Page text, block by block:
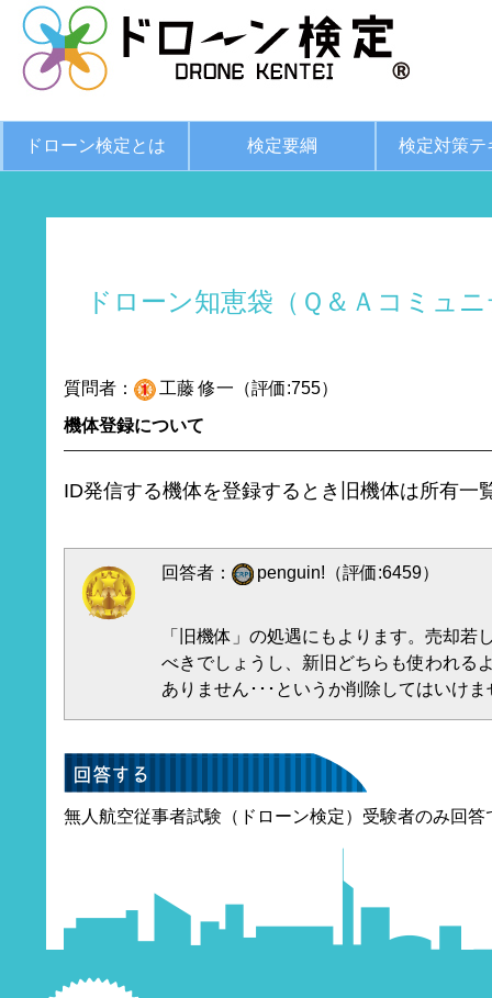
ドローン検定とは 検定要綱 検定対策テ
ドローン知恵袋（Ｑ＆Ａコミュ
質問者：
工藤 修一（評価:755）
機体登録について
ID発信する機体を登録するとき旧機体は所有一
回答者： penguin!（評価:6459）
「旧機体」の処遇にもよります。売却若
べきでしょうし、新旧どちらも使われる
ありません･･･というか削除してはいけま
無人航空従事者試験（ドローン検定）受験者のみ回答